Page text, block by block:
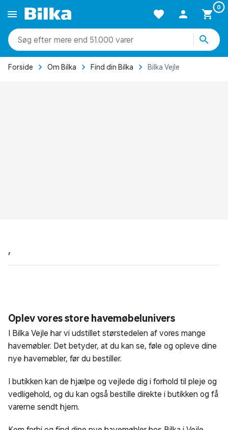
0
mere end 51.000 varer
Forside Om Bilka Find din Bilka Bilka Vejle
,
Oplev vores store havemøbelunivers
I Bilka Vejle har vi udstillet størstedelen af vores mange
havemøbler. Det betyder, at du kan se, føle og opleve dine
nye havemøbler, før du bestiller.
I butikken kan de hjælpe og vejlede dig i forhold til pleje og
vedligehold, og du kan også bestille direkte i butikken og få
varerne sendt hjem.